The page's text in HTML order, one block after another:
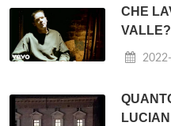
CHE
VALLE?